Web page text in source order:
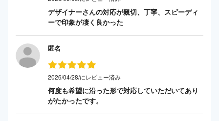
デザイナーさんの対応が親切、丁寧、スピーディ
ーで印象が凄く良かった
匿名
2026/04/28/にレビュー済み
何度も希望に沿った形で対応していただいてあり
がたかったです。